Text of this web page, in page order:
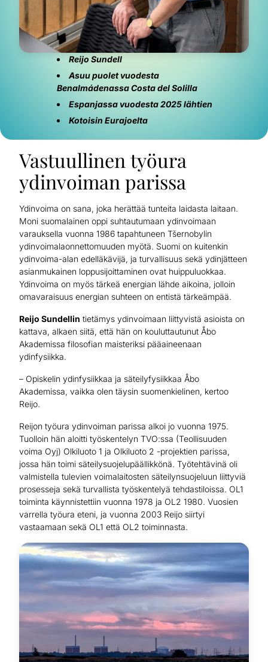
Reijo Sundell
Asuu puolet vuodesta
BenalmádenassaCosta del Solilla
Espanjassa vuodesta 2025 lähtien
Kotoisin Eurajoelta
Vastuullinen työura
ydinvoiman parissa
Ydinvoima on sana, joka herättää tunteita laidasta laitaan.
Moni suomalainen oppi suhtautumaan ydinvoimaan
varauksella vuonna 1986 tapahtuneen Tšernobylin
ydinvoimalaonnettomuuden myötä. Suomi on kuitenkin
ydinvoima-alan edelläkävijä, ja turvallisuus sekä ydinjätteen
asianmukainen loppusijoittaminen ovat huippuluokkaa.
Ydinvoima on myös tärkeä energian lähde aikoina, jolloin
omavaraisuus energian suhteen on entistä tärkeämpää.
Reijo Sundellin tietämys ydinvoimaan liittyvistä asioista on
kattava, alkaen siitä, että hän on kouluttautunut Åbo
Akademissa filosofian maisteriksi pääaineenaan
ydinfysiikka.
– Opiskelin ydinfysiikkaa ja säteilyfysiikkaa Åbo
Akademissa, vaikka olen täysin suomenkielinen, kertoo
Reijo.
Reijon työura ydinvoiman parissa alkoi jo vuonna 1975.
Tuolloin hän aloitti työskentelyn TVO:ssa (Teollisuuden
voima Oyj) Olkiluoto 1 ja Olkiluoto 2 -projektien parissa,
jossa hän toimi säteilysuojelupäällikkönä. Työtehtävinä oli
valmistella tulevien voimalaitosten säteilynsuojeluun liittyviä
prosesseja sekä turvallista työskentelyä tehdastiloissa. OL1
toiminta käynnistettiin vuonna 1978 ja OL2 1980. Vuosien
varrella työura eteni, ja vuonna 2003 Reijo siirtyi
vastaamaan sekä OL1 että OL2 toiminnasta.